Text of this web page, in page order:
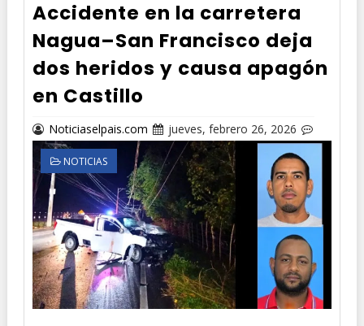
Accidente en la carretera
Nagua–San Francisco deja
dos heridos y causa apagón
en Castillo
Noticiaselpais.com jueves, febrero 26, 2026
NOTICIAS